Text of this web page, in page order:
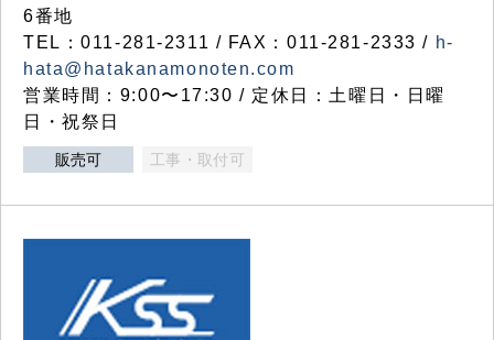
6番地
TEL：011-281-2311 / FAX：011-281-2333 / h-
hata@hatakanamonoten.com
営業時間：9:00〜17:30 / 定休日：土曜日・日曜
日・祝祭日
販売可 工事・取付可